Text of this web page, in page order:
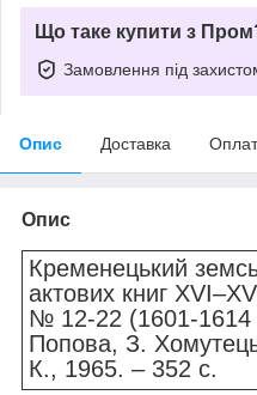
Що таке купити з
Замовлення під
Опис Доставка
Опис
Кременецький
актових книг
№ 12-22 (1601-
Попова, З.
К., 1965. – 352 с.